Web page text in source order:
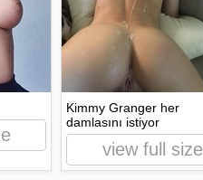
Kimmy Granger her
damlasını istiyor
view full size